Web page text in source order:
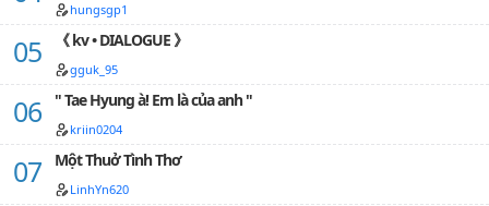
hungsgp1
《 kv • DIALOGUE 》
gguk_95
" Tae Hyung à! Em là của anh "
kriin0204
Một Thuở Tình Thơ
LinhYn620